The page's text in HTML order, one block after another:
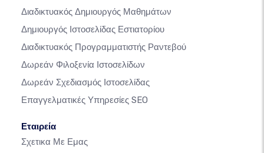
Διαδικτυακός Δημιουργός Μαθημάτων
Δημιουργός Ιστοσελίδας Εστιατορίου
Διαδικτυακός Προγραμματιστής Ραντεβού
Δωρεάν Φιλοξενία Ιστοσελίδων
Δωρεάν Σχεδιασμός Ιστοσελίδας
Επαγγελματικές Υπηρεσίες SEO
Εταιρεία
Σχετικα Με Εμας